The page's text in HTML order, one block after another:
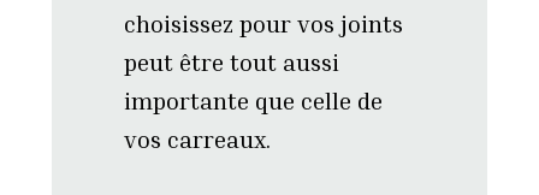
choisissez pour vos joints
peut être tout aussi
importante que celle de
vos carreaux.